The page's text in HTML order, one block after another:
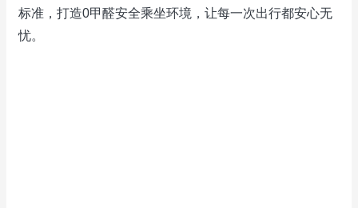
标准，打造0甲醛安全乘坐环境，让每一次出行都安心无
忧。